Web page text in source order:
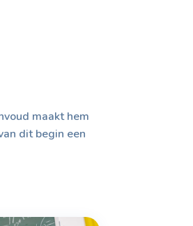
maakt hem
dit begin een